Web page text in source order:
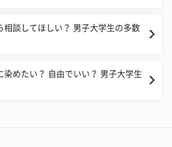
相談してほしい？ 男子大学生の多数
めたい？ 自由でいい？ 男子大学生